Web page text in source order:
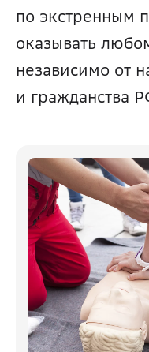
по экстренным
оказывать
независимо от
и гражданства